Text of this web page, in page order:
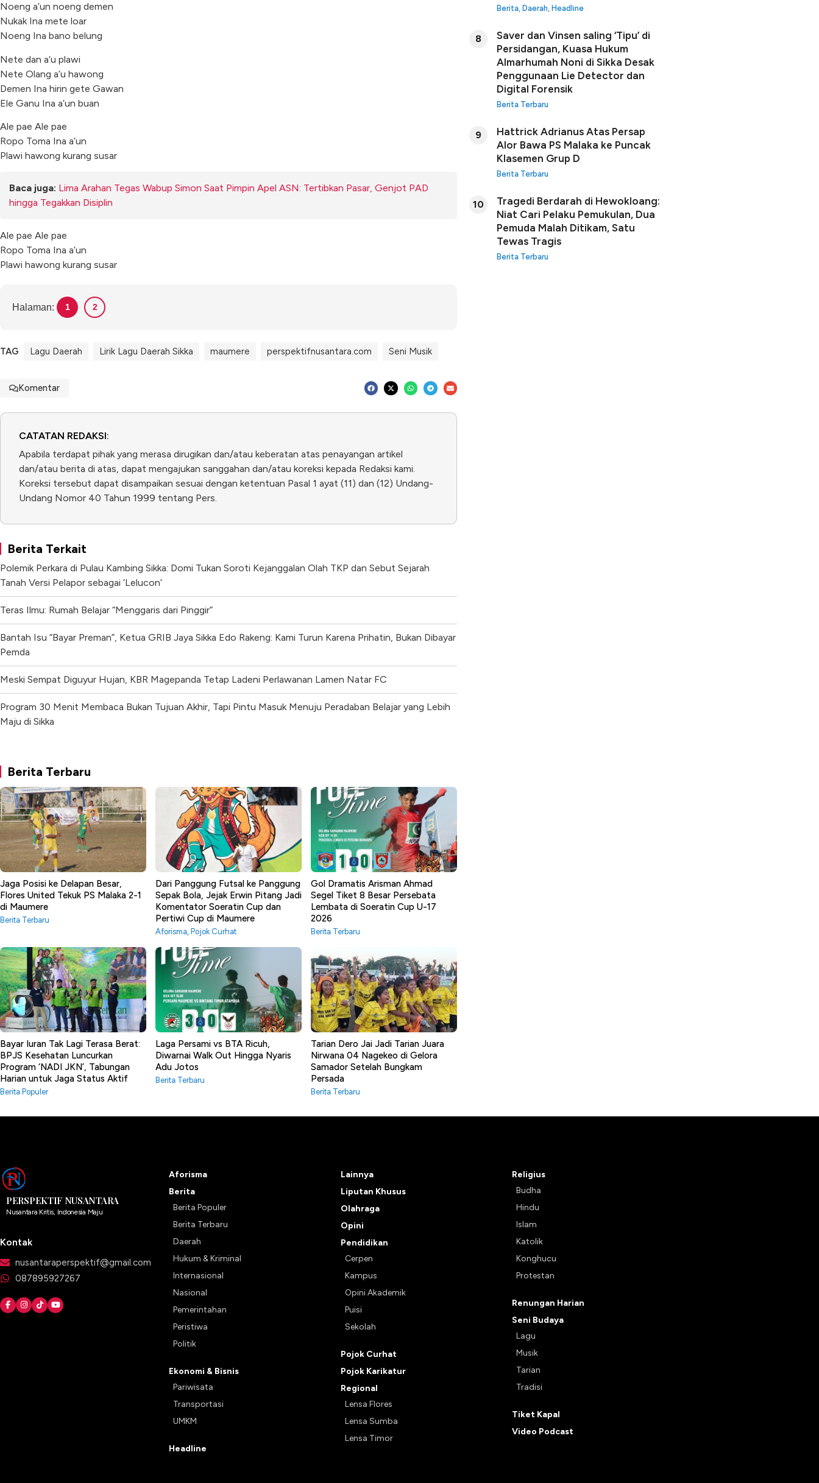
Noeng a’un noeng demen
Nukak Ina mete loar
Noeng Ina bano belung
Nete dan a’u plawi
Nete Olang a’u hawong
Demen Ina hirin gete Gawan
Ele Ganu Ina a’un buan
Ale pae Ale pae
Ropo Toma Ina a’un
Plawi hawong kurang susar
Baca juga: Lima Arahan Tegas Wabup Simon Saat Pimpin Apel ASN: Tertibkan Pasar, Genjot PAD
hingga Tegakkan Disiplin
Ale pae Ale pae
Ropo Toma Ina a’un
Plawi hawong kurang susar
Halaman: 1 2
TAG Lagu Daerah Lirik Lagu Daerah Sikka maumere perspektifnusantara.com Seni Musik
Komentar
CATATAN REDAKSI:
Apabila terdapat pihak yang merasa dirugikan dan/atau keberatan atas penayangan artikel
dan/atau berita di atas, dapat mengajukan sanggahan dan/atau koreksi kepada Redaksi kami.
Koreksi tersebut dapat disampaikan sesuai dengan ketentuan Pasal 1 ayat (11) dan (12) Undang-
Undang Nomor 40 Tahun 1999 tentang Pers.
Berita Terkait
Polemik Perkara di Pulau Kambing Sikka: Domi Tukan Soroti Kejanggalan Olah TKP dan Sebut Sejarah
Tanah Versi Pelapor sebagai ‘Lelucon’
Teras Ilmu: Rumah Belajar “Menggaris dari Pinggir”
Bantah Isu “Bayar Preman”, Ketua GRIB Jaya Sikka Edo Rakeng: Kami Turun Karena Prihatin, Bukan Dibayar
Pemda
Meski Sempat Diguyur Hujan, KBR Magepanda Tetap Ladeni Perlawanan Lamen Natar FC
Program 30 Menit Membaca Bukan Tujuan Akhir, Tapi Pintu Masuk Menuju Peradaban Belajar yang Lebih
Maju di Sikka
Berita Terbaru
Jaga Posisi ke Delapan Besar,
Flores United Tekuk PS Malaka 2-1
di Maumere
Berita Terbaru
Dari Panggung Futsal ke Panggung
Sepak Bola, Jejak Erwin Pitang Jadi
Komentator Soeratin Cup dan
Pertiwi Cup di Maumere
Aforisma Pojok Curhat
Gol Dramatis Arisman Ahmad
Segel Tiket 8 Besar Persebata
Lembata di Soeratin Cup U-17
2026
Berita Terbaru
Bayar Iuran Tak Lagi Terasa Berat:
BPJS Kesehatan Luncurkan
Program ‘NADI JKN’, Tabungan
Harian untuk Jaga Status Aktif
Berita Populer
Laga Persami vs BTA Ricuh,
Diwarnai Walk Out Hingga Nyaris
Adu Jotos
Berita Terbaru
Tarian Dero Jai Jadi Tarian Juara
Nirwana 04 Nagekeo di Gelora
Samador Setelah Bungkam
Persada
Berita Terbaru
Berita, Daerah, Headline
8
Saver dan Vinsen saling ‘Tipu’ di
Persidangan, Kuasa Hukum
Almarhumah Noni di Sikka Desak
Penggunaan Lie Detector dan
Digital Forensik
Berita Terbaru
9
Hattrick Adrianus Atas Persap
Alor Bawa PS Malaka ke Puncak
Klasemen Grup D
Berita Terbaru
10
Tragedi Berdarah di Hewokloang:
Niat Cari Pelaku Pemukulan, Dua
Pemuda Malah Ditikam, Satu
Tewas Tragis
Berita Terbaru
PERSPEKTIF NUSANTARA
Nusantara Kritis, Indonesia Maju
Kontak
nusantaraperspektif@gmail.com
087895927267
Aforisma
Berita
Berita Populer
Berita Terbaru
Daerah
Hukum & Kriminal
Internasional
Nasional
Pemerintahan
Peristiwa
Politik
Ekonomi & Bisnis
Pariwisata
Transportasi
UMKM
Headline
Lainnya
Liputan Khusus
Olahraga
Opini
Pendidikan
Cerpen
Kampus
Opini Akademik
Puisi
Sekolah
Pojok Curhat
Pojok Karikatur
Regional
Lensa Flores
Lensa Sumba
Lensa Timor
Religius
Budha
Hindu
Islam
Katolik
Konghucu
Protestan
Renungan Harian
Seni Budaya
Lagu
Musik
Tarian
Tradisi
Tiket Kapal
Video Podcast